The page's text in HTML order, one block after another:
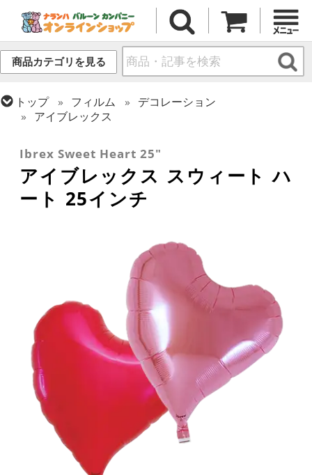
商品カテゴリを見る
トップ フィルム
デコレーション
アイブレックス
無地フィルム(ヘリウム対応)
Ibrex Sweet Heart 25"
アイブレックス スウィート ハ
ート 25インチ